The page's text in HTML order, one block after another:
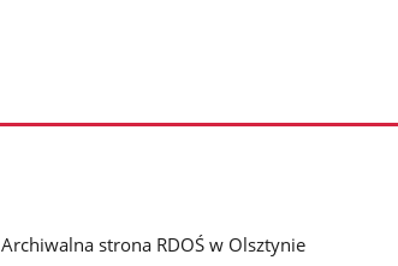
Archiwalna strona RDOŚ w Olsztynie